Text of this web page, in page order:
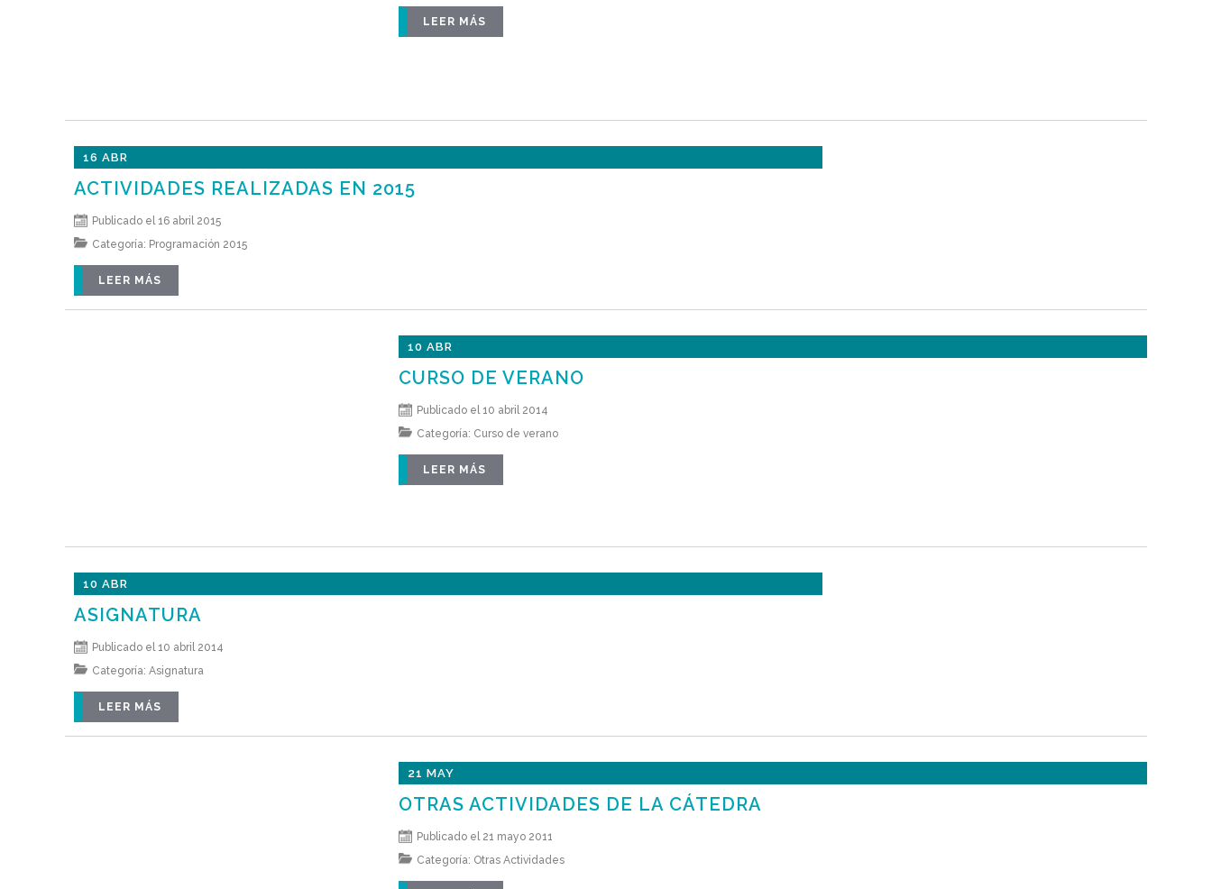
LEER MÁS
16 ABR
ACTIVIDADES REALIZADAS EN 2015
Publicado el 16 abril 2015
Categoría: Programación 2015
LEER MÁS
10 ABR
CURSO DE VERANO
Publicado el 10 abril 2014
Categoría: Curso de verano
LEER MÁS
10 ABR
ASIGNATURA
Publicado el 10 abril 2014
Categoría: Asignatura
LEER MÁS
21 MAY
OTRAS ACTIVIDADES DE LA CÁTEDRA
Publicado el 21 mayo 2011
Categoría: Otras Actividades